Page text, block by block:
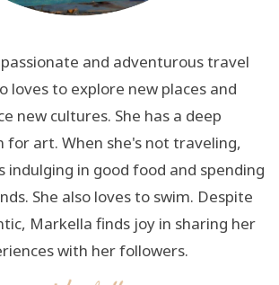
and adventurous travel
loves to explore new places and
new cultures. She has a deep
for art. When she's not traveling,
indulging in good food and spending
She also loves to swim. Despite
Markella finds joy in sharing her
with her followers.